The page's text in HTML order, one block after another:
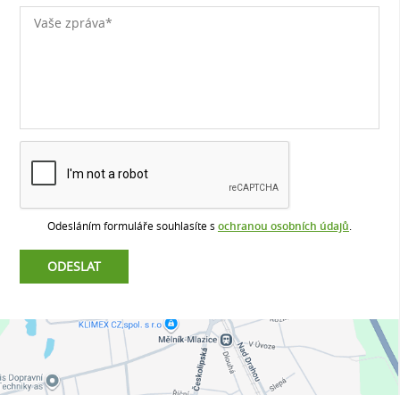
Odesláním formuláře souhlasíte s ochranou osobních údajů